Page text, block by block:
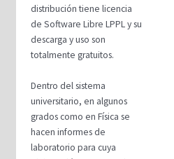
distribución tiene licencia
de Software Libre LPPL y su
descarga y uso son
totalmente gratuitos.
Dentro del sistema
universitario, en algunos
grados como en Física se
hacen informes de
laboratorio para cuya